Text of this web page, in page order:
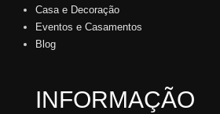
Casa e Decoração
Eventos e Casamentos
Blog
INFORMAÇÃO